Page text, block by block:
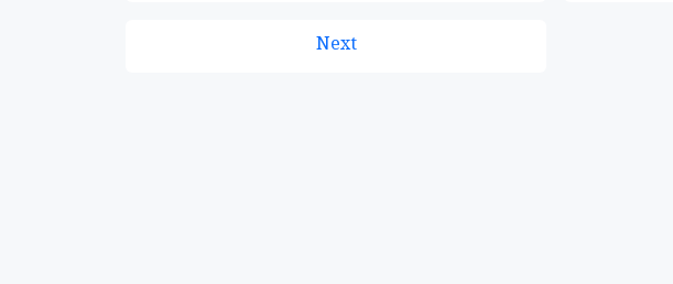
استخدامها والاستفادة منها في السطور القادمة.
Next